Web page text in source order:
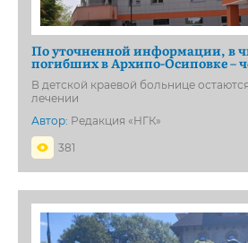
По уточненной информации, в
погибших в Архипо-Осиповке –
В детской краевой больнице
лечении
Автор: Редакция «НГК»
381